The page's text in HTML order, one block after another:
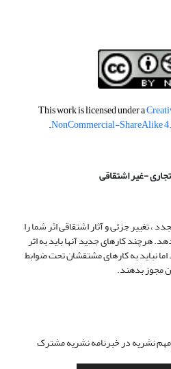
This work is licensed under a
NonCommercial-ShareAlike
.
-غیر اشتقاقی
، تغییر جزئی و آثار اشتقاقی اثر شما را
هرچند کارهای جدید آنها باید به اثر
نباید به کارهای مشتقشان تحت ضوابط
مجوز بدهند.
مهم نشریه در خبرنامه نشریه مشترک